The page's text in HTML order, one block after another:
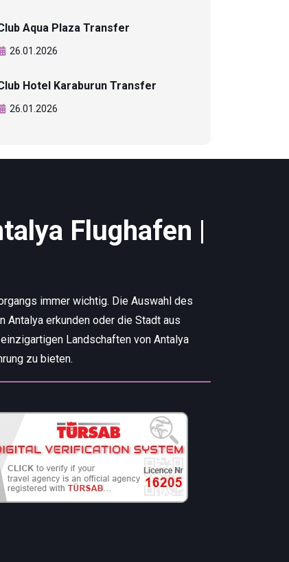
Aqua Plaza Transfer
26.01.2026
Hotel Karaburun Transfer
26.01.2026
Flughafen |
immer wichtig. Die Auswahl des
erkunden oder die Stadt aus
Landschaften von Antalya
zu bieten.